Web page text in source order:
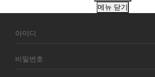
메뉴 닫기
원
그